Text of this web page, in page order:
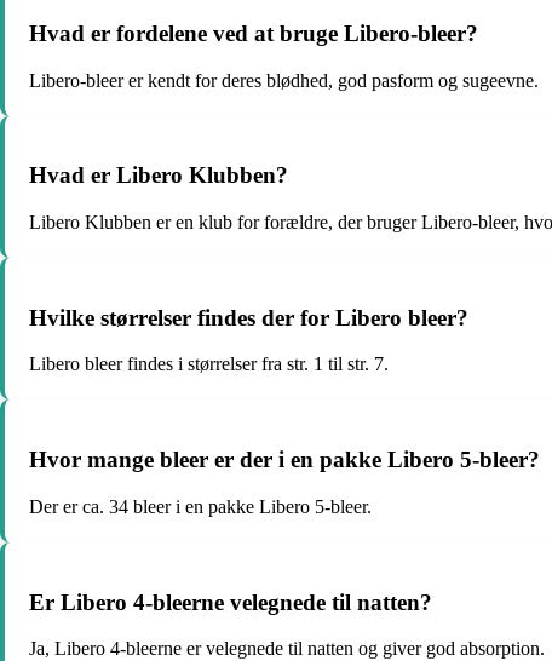
Hvad er fordelene ved at bruge Libero-bleer?
Libero-bleer er kendt for deres blødhed, god pasform og sugeevne.
Hvad er Libero Klubben?
Libero Klubben er en klub for forældre, der bruger Libero-bleer,
Hvilke størrelser findes der for Libero bleer?
Libero bleer findes i størrelser fra str. 1 til str. 7.
Hvor mange bleer er der i en pakke Libero 5-bleer?
Der er ca. 34 bleer i en pakke Libero 5-bleer.
Er Libero 4-bleerne velegnede til natten?
Ja, Libero 4-bleerne er velegnede til natten og giver god absorption.